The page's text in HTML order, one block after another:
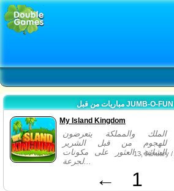
My Island Kingdom
الملك والمملكة يتعرضون
للهجوم من قبل الشرير
الشائنة. العثور على مكونات
لجرعة...
13, January /
← 1